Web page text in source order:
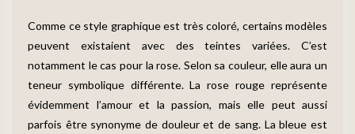
Comme ce style graphique est très coloré, certains modèles
peuvent existaient avec des teintes variées. C’est
notamment le cas pour la rose. Selon sa couleur, elle aura un
teneur symbolique différente. La rose rouge représente
évidemment l’amour et la passion, mais elle peut aussi
parfois être synonyme de douleur et de sang. La bleue est